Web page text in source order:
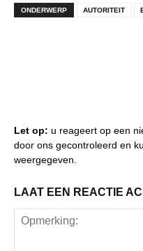
ONDERWERP AUTORITEIT
Let op: u reageert op een
door ons gecontroleerd en
weergegeven.
LAAT EEN REACTIE